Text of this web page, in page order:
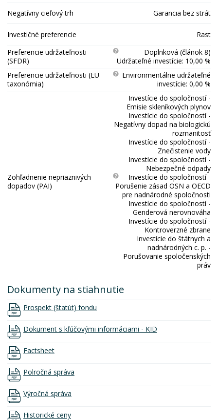
Negatívny cieľový trh
Garancia bez strát
Investičné preferencie
Rast
Preferencie udržateľnosti
(SFDR)
Doplnková (článok 8)
Udržateľné investície: 10,00 %
Preferencie udržateľnosti (EU
taxonómia)
Environmentálne udržateľné
investície: 0,00 %
Zohľadnenie nepriaznivých
dopadov (PAI)
Investície do spoločností -
Emisie skleníkových plynov
Investície do spoločností -
Negatívny dopad na biologickú
rozmanitosť
Investície do spoločností -
Znečistenie vody
Investície do spoločností -
Nebezpečné odpady
Investície do spoločností -
Porušenie zásad OSN a OECD
pre nadnárodné spoločnosti
Investície do spoločností -
Genderová nerovnováha
Investície do spoločností -
Kontroverzné zbrane
Investície do štátnych a
nadnárodných c. p. -
Porušovanie spoločenských
práv
Dokumenty na stiahnutie
Prospekt (štatút) fondu
Dokument s kľúčovými informáciami - KID
Factsheet
Polročná správa
Výročná správa
Historické ceny